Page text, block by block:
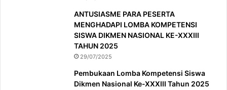
ANTUSIASME PARA PESERTA
MENGHADAPI LOMBA KOMPETENSI
SISWA DIKMEN NASIONAL KE-XXXIII
TAHUN 2025
29/07/2025
Pembukaan Lomba Kompetensi Siswa
Dikmen Nasional Ke-XXXIII Tahun 2025